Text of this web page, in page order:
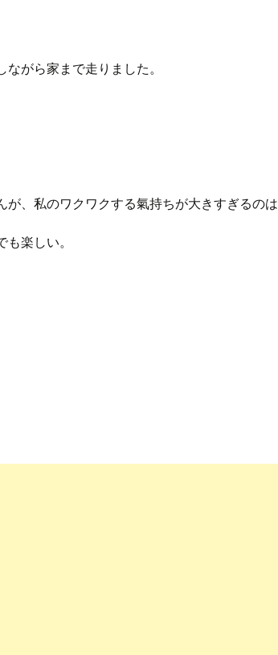
がら家まで走りました。
、私のワクワクする氣持ちが大きすぎるのは
楽しい。